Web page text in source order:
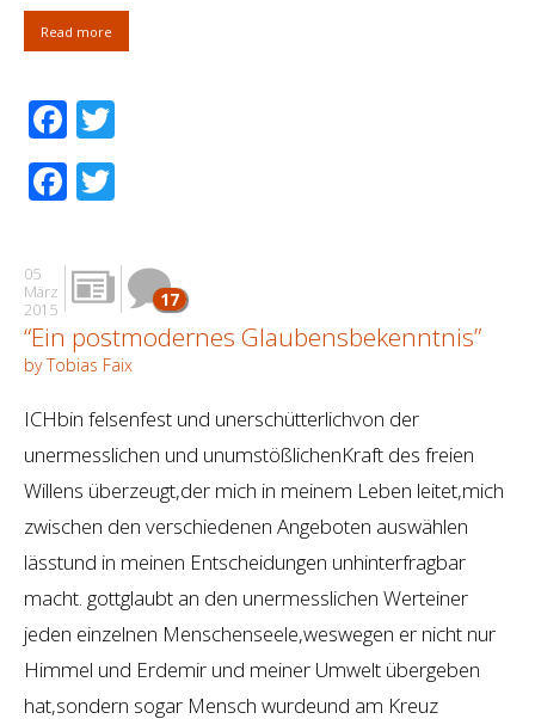
Read more
Facebook
Facebook
05
März
2015
17
“Ein postmodernes Glaubensbekenntnis”
by Tobias Faix
ICHbin felsenfest und unerschütterlichvon der
unermesslichen und unumstößlichenKraft des freien
Willens überzeugt,der mich in meinem Leben leitet,mich
zwischen den verschiedenen Angeboten auswählen
lässtund in meinen Entscheidungen unhinterfragbar
macht. gottglaubt an den unermesslichen Werteiner
jeden einzelnen Menschenseele,weswegen er nicht nur
Himmel und Erdemir und meiner Umwelt übergeben
hat,sondern sogar Mensch wurdeund am Kreuz